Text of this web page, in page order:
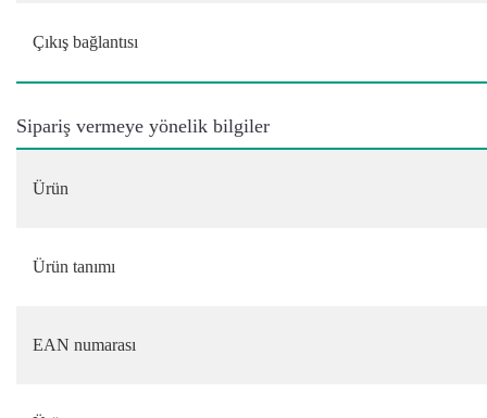
Çıkış bağlantısı
Sipariş vermeye yönelik bilgiler
Ürün
Ürün tanımı
EAN numarası